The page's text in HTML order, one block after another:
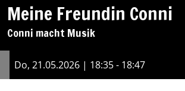
Meine Freundin Conni
Conni macht Musik
Do, 21.05.2026 | 18:35 - 18:47